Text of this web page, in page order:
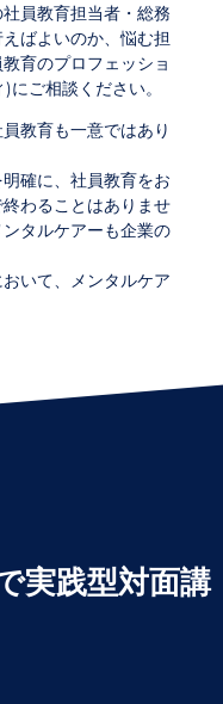
員教育担当者・総務
ばよいのか、悩む担
育のプロフェッショ
ご相談ください。
教育も一意ではあり
確に、社員教育をお
わることはありませ
タルケアーも企業の
いて、メンタルケア
実践型対面講